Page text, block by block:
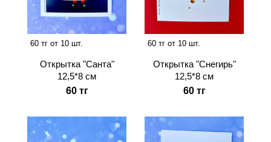
60 тг от 10 шт.
Открытка "Санта"
12,5*8 см
60 тг
60 тг от 10 шт.
Открытка "Снегирь"
12,5*8 см
60 тг